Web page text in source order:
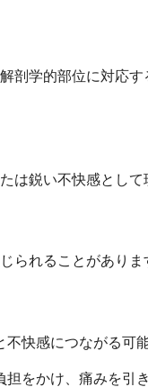
剖学的部位に対応
は鋭い不快感とし
られることがあり
快感につながる可
をかけ、痛みを引